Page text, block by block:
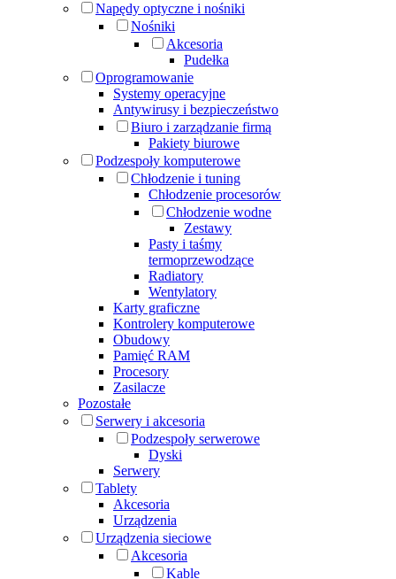
Napędy optyczne i nośniki
Nośniki
Akcesoria
Pudełka
Oprogramowanie
Systemy operacyjne
Antywirusy i bezpieczeństwo
Biuro i zarządzanie firmą
Pakiety biurowe
Podzespoły komputerowe
Chłodzenie i tuning
Chłodzenie procesorów
Chłodzenie wodne
Zestawy
Pasty i taśmy
termoprzewodzące
Radiatory
Wentylatory
Karty graficzne
Kontrolery komputerowe
Obudowy
Pamięć RAM
Procesory
Zasilacze
Pozostałe
Serwery i akcesoria
Podzespoły serwerowe
Dyski
Serwery
Tablety
Akcesoria
Urządzenia
Urządzenia sieciowe
Akcesoria
Kable